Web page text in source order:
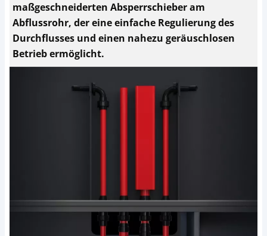
maßgeschneiderten Absperrschieber am
Abflussrohr, der eine einfache Regulierung des
Durchflusses und einen nahezu geräuschlosen
Betrieb ermöglicht.